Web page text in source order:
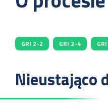
GRI 2-2 GRI 2-4
Nieustająco